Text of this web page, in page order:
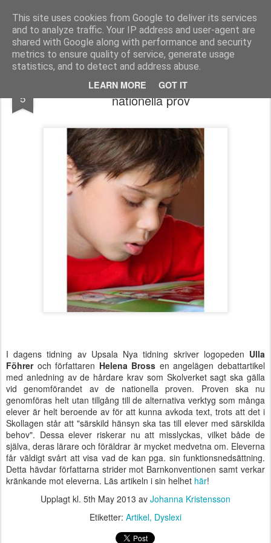
This site uses cookies from Google to deliver its services
and to analyze traffic. Your IP address and user-agent are
shared with Google along with performance and security
metrics to ensure quality of service, generate usage
statistics, and to detect and address abuse.
LEARN MORE GOT IT
Logopeden i skolan En blogg om språk-, läs- och skrivsvårigheter och assisterande teknik
Pages
5
Viktig debattartikel om dyslexi och
nationella prov
I dagens tidning av Upsala Nya tidning skriver logopeden Ulla
Föhreroch författaren Helena Bross en angelägen debattartikel
med anledning av de hårdare krav som Skolverket sagt ska gälla
vid genomförandet av de nationella proven. Proven ska nu
genomföras helt utan tillgång till de alternativa verktyg som många
elever är helt beroende av för att kunna avkoda text, trots att det i
Skollagen står att "särskild hänsyn ska tas till elever med särskilda
behov". Dessa elever riskerar nu att misslyckas, vilket både de
själva, deras lärare och föräldrar är mycket medvetna om. Eleverna
får väldigt svårt att visa vad de kan pga. sin funktionsnedsättning.
Detta hävdar författarna strider mot Barnkonventionen samt verkar
kränkande mot eleverna. Läs artikeln i sin helhet här!
Upplagt kl. 5th May 2013 av Johanna Kristensson
Etiketter: Artikel Dyslexi